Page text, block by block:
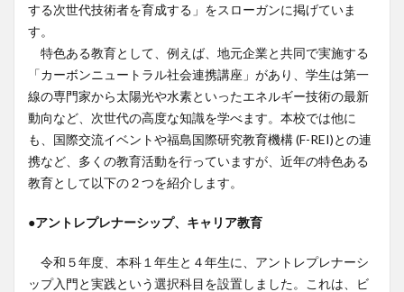
する次世代技術者を育成する」をスローガンに掲げていま
す。
特色ある教育として、例えば、地元企業と共同で実施する
「カーボンニュートラル社会連携講座」があり、学生は第一
線の専門家から太陽光や水素といったエネルギー技術の最新
動向など、次世代の高度な知識を学べます。本校では他に
も、国際交流イベントや福島国際研究教育機構 (F-REI)との連
携など、多くの教育活動を行っていますが、近年の特色ある
教育として以下の２つを紹介します。
●アントレプレナーシップ、キャリア教育
令和５年度、本科１年生と４年生に、アントレプレナーシ
ップ入門と実践という選択科目を設置しました。これは、ビ